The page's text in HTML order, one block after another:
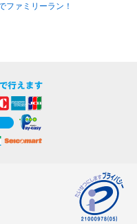
ファミリーラン！